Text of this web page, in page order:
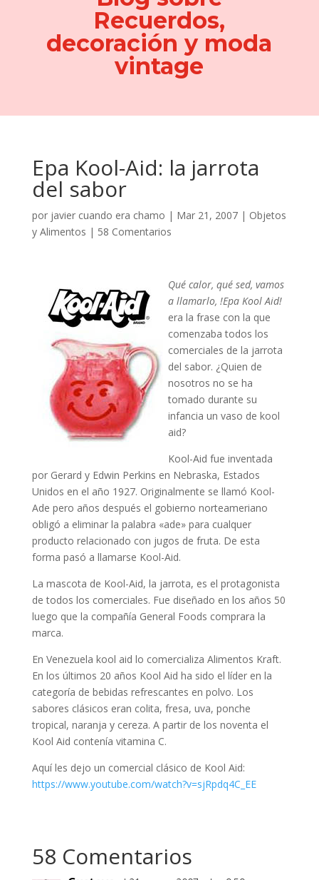
Recuerdos,
decoración y moda
vintage
Epa Kool-Aid: la jarrota
del sabor
por javier cuando era chamo | Mar 21, 2007| Objetos
y Alimentos | 58 Comentarios
Qué calor, qué sed, vamos
a llamarlo, !Epa Kool Aid!
era la frase con la que
comenzaba todos los
comerciales de la jarrota
del sabor. ¿Quien de
nosotros no se ha
tomado durante su
infancia un vaso de kool
aid?
Kool-Aid fue inventada
por Gerard y Edwin Perkins en Nebraska, Estados
Unidos en el año 1927. Originalmente se llamó Kool-
Ade pero años después el gobierno norteameriano
obligó a eliminar la palabra «ade» para cualquer
producto relacionado con jugos de fruta. De esta
forma pasó a llamarse Kool-Aid.
La mascota de Kool-Aid, la jarrota, es el protagonista
de todos los comerciales. Fue diseñado en los años 50
luego que la compañía General Foods comprara la
marca.
En Venezuela kool aid lo comercializa Alimentos Kraft.
En los últimos 20 años Kool Aid ha sido el líder en la
categoría de bebidas refrescantes en polvo. Los
sabores clásicos eran colita, fresa, uva, ponche
tropical, naranja y cereza. A partir de los noventa el
Kool Aid contenía vitamina C.
Aquí les dejo un comercial clásico de Kool Aid:
https://www.youtube.com/watch?v=sjRpdq4C_EE
58 Comentarios